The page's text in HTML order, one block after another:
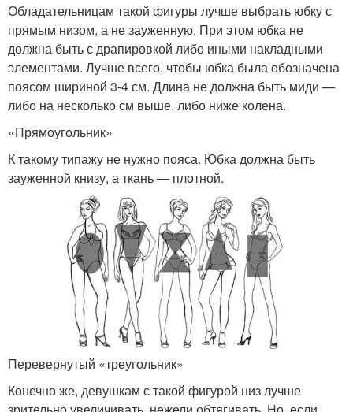
Обладательницам такой фигуры лучше выбрать юбку с
прямым низом, а не зауженную. При этом юбка не
должна быть с драпировкой либо иными накладными
элементами. Лучше всего, чтобы юбка была обозначена
поясом шириной 3-4 см. Длина не должна быть миди —
либо на несколько см выше, либо ниже колена.
«Прямоугольник»
К такому типажу не нужно пояса. Юбка должна быть
зауженной книзу, а ткань — плотной.
Перевернутый «треугольник»
Конечно же, девушкам с такой фигурой низ лучше